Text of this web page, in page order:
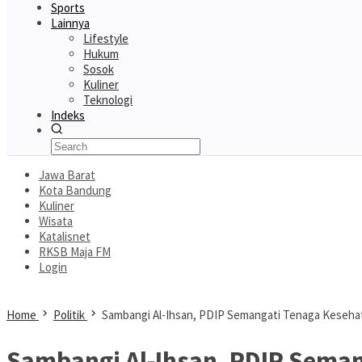
Sports
Lainnya
Lifestyle
Hukum
Sosok
Kuliner
Teknologi
Indeks
Jawa Barat
Kota Bandung
Kuliner
Wisata
Katalisnet
RKSB Maja FM
Login
Home Politik Sambangi Al-Ihsan, PDIP Semangati Tenaga